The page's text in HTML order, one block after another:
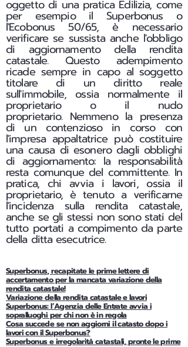
oggetto di una pratica Edilizia, come
per esempio il Superbonus o
l'Ecobonus 50/65, è necessario
verificare se sussista anche l'obbligo
di aggiornamento della rendita
catastale. Questo adempimento
ricade sempre in capo al soggetto
titolare di un diritto reale
sull'immobile, ossia normalmente il
proprietario o il nudo
proprietario. Nemmeno la presenza
di un contenzioso in corso con
l'impresa appaltatrice può costituire
una causa di esonero dagli obblighi
di aggiornamento: la responsabilità
resta comunque del committente. In
pratica, chi avvia i lavori, ossia il
proprietario, è tenuto a verificarne
l'incidenza sulla rendita catastale,
anche se gli stessi non sono stati del
tutto portati a compimento da parte
della ditta esecutrice.
Superbonus, recapitate le prime lettere di
accertamento per la mancata variazione della
rendita catastale!
Variazione della rendita catastale e lavori
Superbonus: l’Agenzia delle Entrate avvia i
sopralluoghi per chi non è in regola
Cosa succede se non aggiorni il catasto dopo i
lavori con il Superbonus?
Superbonus e irregolarità catastali, pronte le prime